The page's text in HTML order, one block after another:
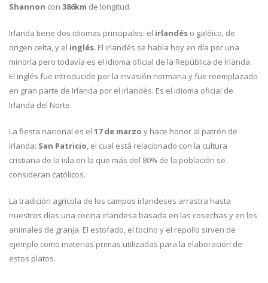
Shannon con 386km de longitud.
Irlanda tiene dos idiomas principales: el irlandés o galéico, de
origen celta, y el inglés. El irlandés se habla hoy en día por una
minoría pero todavía es el idioma oficial de la República de Irlanda.
El inglés fue introducido por la invasión normana y fue reemplazado
en gran parte de Irlanda por el irlandés. Es el idioma oficial de
Irlanda del Norte.
La fiesta nacional es el 17 de marzo y hace honor al patrón de
Irlanda: San Patricio, el cual está relacionado con la cultura
cristiana de la isla en la que más del 80% de la población se
consideran católicos.
La tradición agrícola de los campos irlandeses arrastra hasta
nuestros días una cocina irlandesa basada en las cosechas y en los
animales de granja. El estofado, el tocino y el repollo sirven de
ejemplo como materias primas utilizadas para la elaboración de
estos platos.